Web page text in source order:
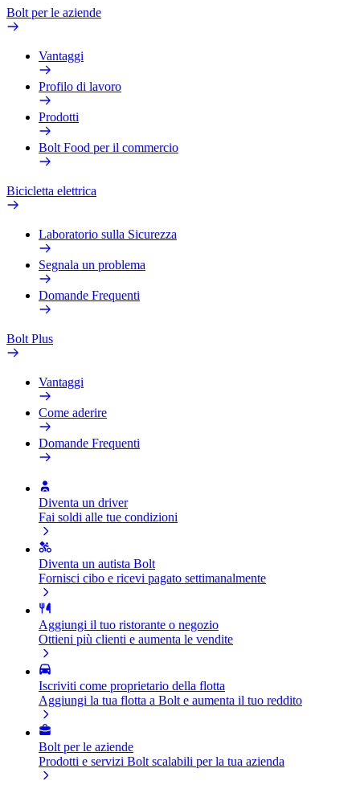
Bolt per le aziende
Vantaggi
Profilo di lavoro
Prodotti
Bolt Food per il commercio
Bicicletta elettrica
Laboratorio sulla Sicurezza
Segnala un problema
Domande Frequenti
Bolt Plus
Vantaggi
Come aderire
Domande Frequenti
Diventa un driver
Fai soldi alle tue condizioni
Diventa un autista Bolt
Fornisci cibo e ricevi pagato settimanalmente
Aggiungi il tuo ristorante o negozio
Ottieni più clienti e aumenta le vendite
Iscriviti come proprietario della flotta
Aggiungi la tua flotta a Bolt e aumenta il tuo reddito
Bolt per le aziende
Prodotti e servizi Bolt scalabili per la tua azienda